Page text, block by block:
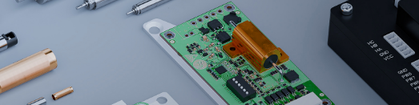
ZWSMD Φ8mm系列
ZWSMD Φ10mm系列
ZWSMD Φ12mm系列
ZWSMD Φ16mm系列